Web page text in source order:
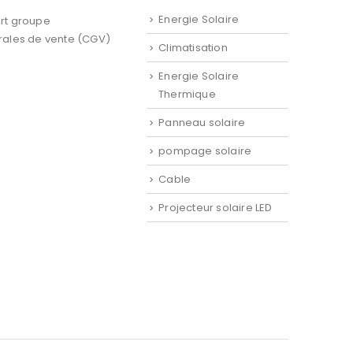
groupe
de vente (CGV)
Energie Solaire
Climatisation
Energie Solaire
Thermique
Panneau solaire
pompage solaire
Cable
Projecteur solaire LED